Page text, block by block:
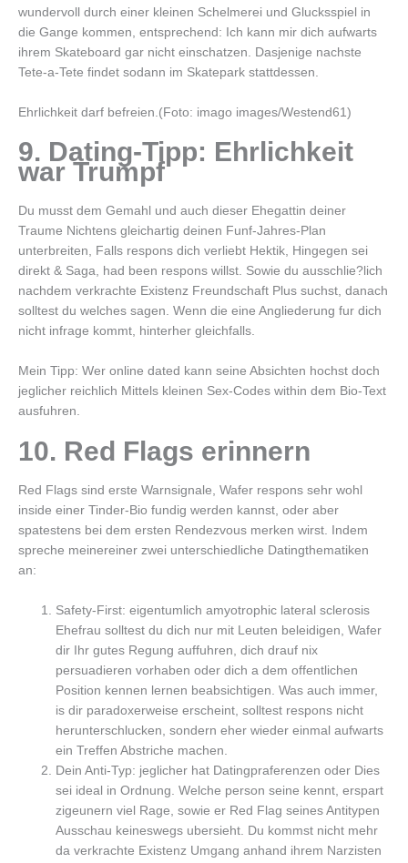
wundervoll durch einer kleinen Schelmerei und Glucksspiel in
die Gange kommen, entsprechend: Ich kann mir dich aufwarts
ihrem Skateboard gar nicht einschatzen. Dasjenige nachste
Tete-a-Tete findet sodann im Skatepark stattdessen.
Ehrlichkeit darf befreien.(Foto: imago images/Westend61)
9. Dating-Tipp: Ehrlichkeit
war Trumpf
Du musst dem Gemahl und auch dieser Ehegattin deiner
Traume Nichtens gleichartig deinen Funf-Jahres-Plan
unterbreiten, Falls respons dich verliebt Hektik, Hingegen sei
direkt & Saga, had been respons willst. Sowie du ausschlie?lich
nachdem verkrachte Existenz Freundschaft Plus suchst, danach
solltest du welches sagen. Wenn die eine Angliederung fur dich
nicht infrage kommt, hinterher gleichfalls.
Mein Tipp: Wer online dated kann seine Absichten hochst doch
jeglicher reichlich Mittels kleinen Sex-Codes within dem Bio-Text
ausfuhren.
10. Red Flags erinnern
Red Flags sind erste Warnsignale, Wafer respons sehr wohl
inside einer Tinder-Bio fundig werden kannst, oder aber
spatestens bei dem ersten Rendezvous merken wirst. Indem
spreche meinereiner zwei unterschiedliche Datingthematiken
an:
Safety-First: eigentumlich amyotrophic lateral sclerosis
Ehefrau solltest du dich nur mit Leuten beleidigen, Wafer
dir Ihr gutes Regung auffuhren, dich drauf nix
persuadieren vorhaben oder dich a dem offentlichen
Position kennen lernen beabsichtigen. Was auch immer,
is dir paradoxerweise erscheint, solltest respons nicht
herunterschlucken, sondern eher wieder einmal aufwarts
ein Treffen Abstriche machen.
Dein Anti-Typ: jeglicher hat Datingpraferenzen oder Dies
sei ideal in Ordnung. Welche person seine kennt, erspart
zigeunern viel Rage, sowie er Red Flag seines Antitypen
Ausschau keineswegs ubersieht. Du kommst nicht mehr
da verkrachte Existenz Umgang anhand ihrem Narzisten